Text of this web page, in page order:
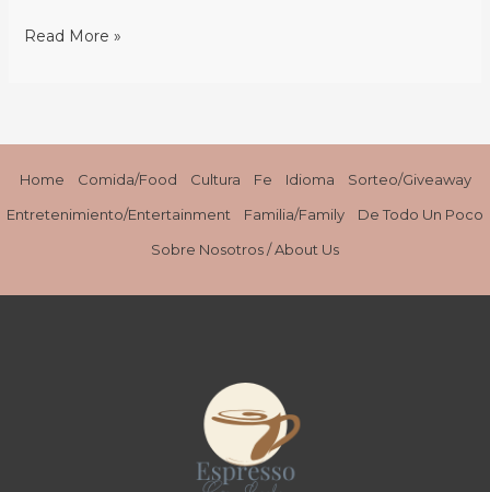
Read More »
Home Comida/Food Cultura Fe Idioma
Sorteo/Giveaway
Entretenimiento/Entertainment
Familia/Family
De Todo Un Poco
Sobre Nosotros / About Us